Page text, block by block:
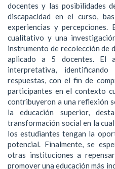
docentes y las posibilidades
discapacidad en el curso,
experiencias y
cualitativo y una
instrumento de recolección de
aplicado a 5 docentes. El
interpretativa,
respuestas, con el fin de
participantes en el contexto
contribuyeron a una reflexión
la educación superior,
transformación social en la
los estudiantes tengan la
potencial. Finalmente, se
otras instituciones a
promover una educación más